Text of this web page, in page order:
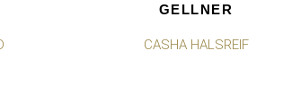
GELLNER
CASHA HALSREIF